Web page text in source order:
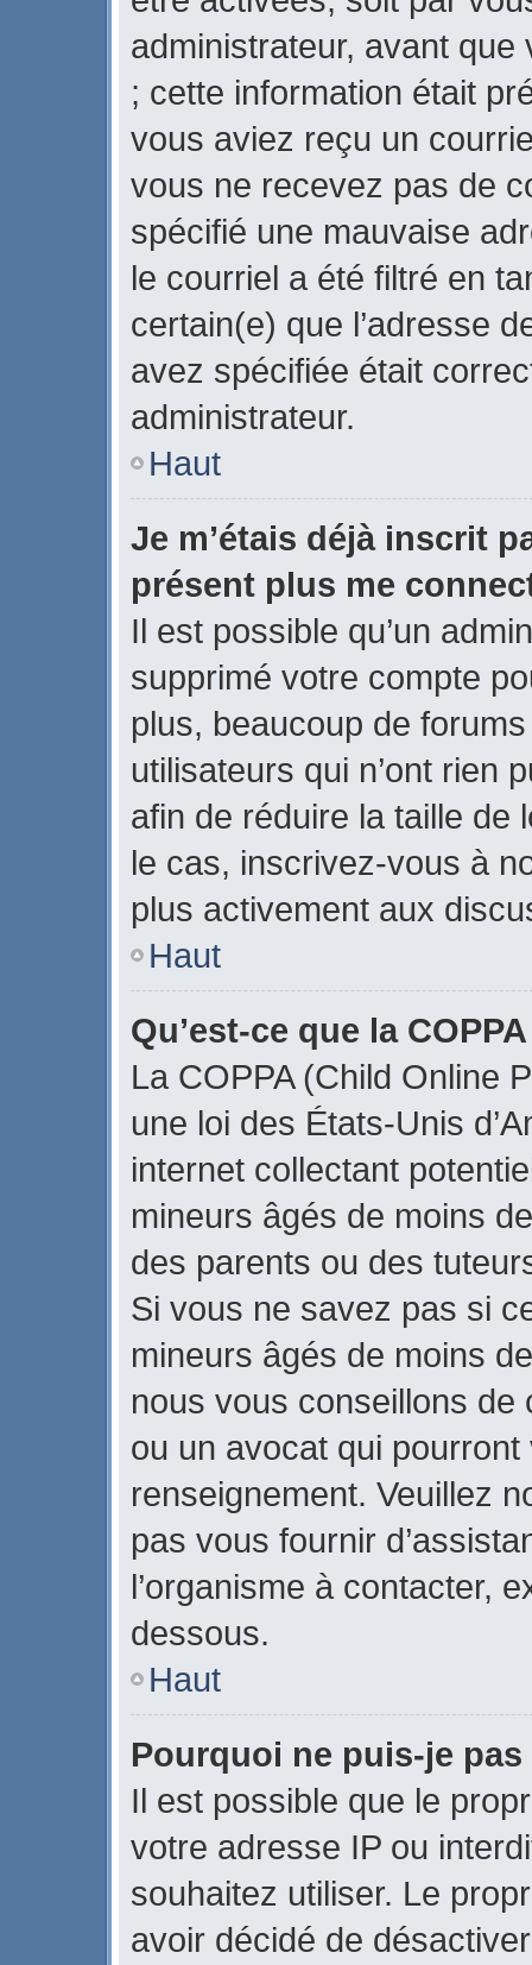
administrateur, avant
; cette information était
vous aviez reçu un
vous ne recevez pas de
spécifié une mauvaise
le courriel a été filtré en
certain(e) que l’adresse
avez spécifiée était
administrateur.
Haut
Je m’étais déjà inscrit
présent plus me
Il est possible qu’un
supprimé votre compte
plus, beaucoup de
utilisateurs qui n’ont rien
afin de réduire la taille de
le cas, inscrivez-vous à
plus activement aux
Haut
Qu’est-ce que la
La COPPA (Child Online
une loi des États-Unis
internet collectant
mineurs âgés de moins
des parents ou des
Si vous ne savez pas si
mineurs âgés de moins
nous vous conseillons de
ou un avocat qui
renseignement. Veuillez
pas vous fournir
l’organisme à contacter,
dessous.
Haut
Pourquoi ne puis-je pas
Il est possible que le
votre adresse IP ou
souhaitez utiliser. Le
avoir décidé de